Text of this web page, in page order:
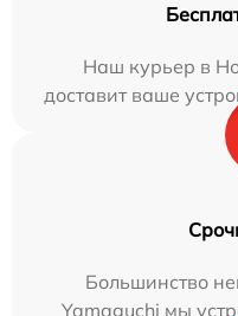
Наш курьер в
доставит ваше
Большинство
Yamaguchi мы